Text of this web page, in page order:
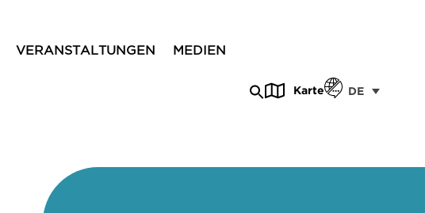
VERANSTALTUNGEN MEDIEN
Karte DE